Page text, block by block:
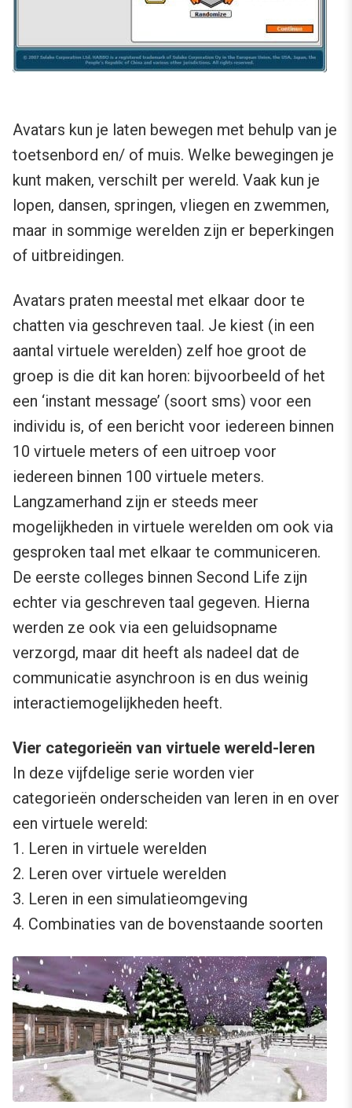
Avatars kun je laten bewegen met behulp van je
toetsenbord en/ of muis. Welke bewegingen je
kunt maken, verschilt per wereld. Vaak kun je
lopen, dansen, springen, vliegen en zwemmen,
maar in sommige werelden zijn er beperkingen
of uitbreidingen.
Avatars praten meestal met elkaar door te
chatten via geschreven taal. Je kiest (in een
aantal virtuele werelden) zelf hoe groot de
groep is die dit kan horen: bijvoorbeeld of het
een ‘instant message’ (soort sms) voor een
individu is, of een bericht voor iedereen binnen
10 virtuele meters of een uitroep voor
iedereen binnen 100 virtuele meters.
Langzamerhand zijn er steeds meer
mogelijkheden in virtuele werelden om ook via
gesproken taal met elkaar te communiceren.
De eerste colleges binnen Second Life zijn
echter via geschreven taal gegeven. Hierna
werden ze ook via een geluidsopname
verzorgd, maar dit heeft als nadeel dat de
communicatie asynchroon is en dus weinig
interactiemogelijkheden heeft.
Vier categorieën van virtuele wereld-leren
In deze vijfdelige serie worden vier
categorieën onderscheiden van leren in en over
een virtuele wereld:
1. Leren in virtuele werelden
2. Leren over virtuele werelden
3. Leren in een simulatieomgeving
4. Combinaties van de bovenstaande soorten